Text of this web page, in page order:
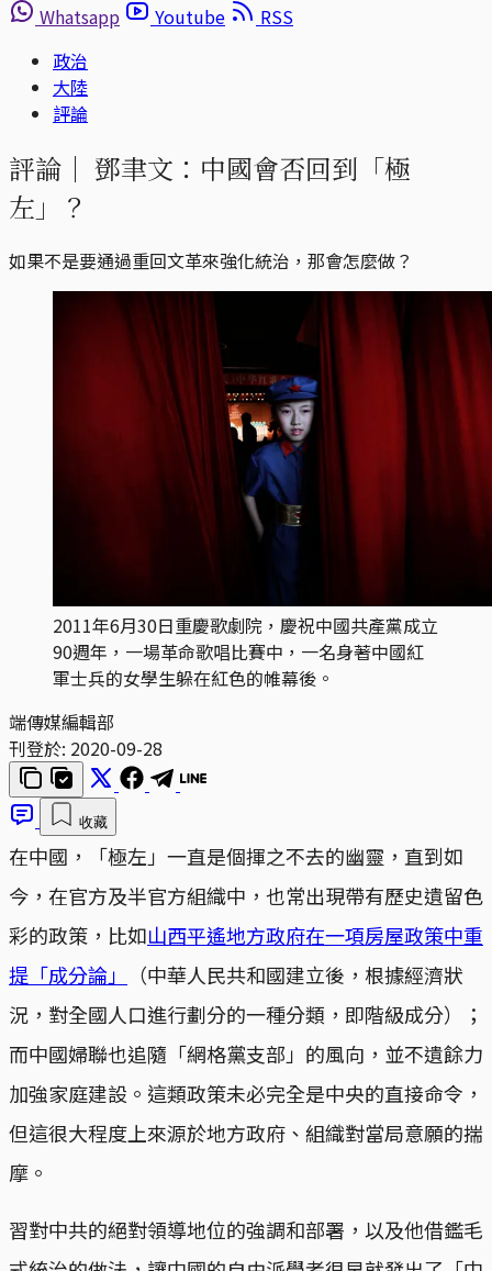
Whatsapp
Youtube
RSS
政治
大陸
評論
評論｜ 鄧聿文：中國會否回到「極
左」？
如果不是要通過重回文革來強化統治，那會怎麼做？
2011年6月30日重慶歌劇院，慶祝中國共產黨成立
90週年，一場革命歌唱比賽中，一名身著中國紅
軍士兵的女學生躲在紅色的帷幕後。
端傳媒編輯部
刊登於: 2020-09-28
收藏
在中國，「極左」一直是個揮之不去的幽靈，直到如
今，在官方及半官方組織中，也常出現帶有歷史遺留色
彩的政策，比如山西平遙地方政府在一項房屋政策中重
提「成分論」
（中華人民共和國建立後，根據經濟狀
況，對全國人口進行劃分的一種分類，即階級成分）；
而中國婦聯也追隨「網格黨支部」的風向，並不遺餘力
加強家庭建設。這類政策未必完全是中央的直接命令，
但這很大程度上來源於地方政府、組織對當局意願的揣
摩。
習對中共的絕對領導地位的強調和部署，以及他借鑑毛